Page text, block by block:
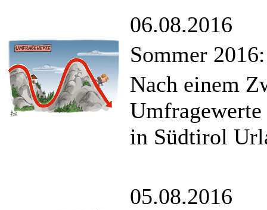
06.08.2016
Sommer
Nach einem
in Südtirol
05.08.2016